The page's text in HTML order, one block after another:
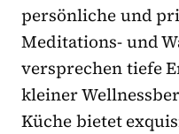
persönliche und
Meditations- und
versprechen tiefe
kleiner
Küche bietet